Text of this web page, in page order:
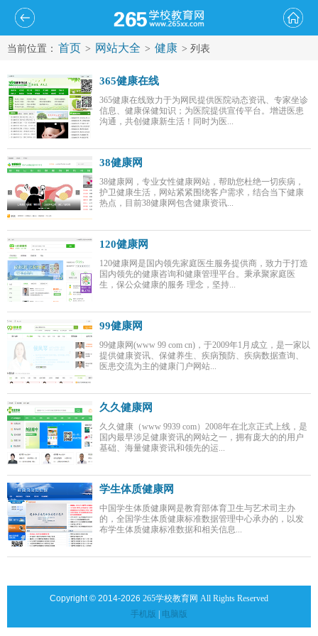
当前位置： 首页 > 网站大全 > 健康 > 列表
365健康在线
365健康在线致力于为网民提供医院动态资讯、专家坐诊
信息、健康保健知识；为医院提供宣传平台。增进医患
沟通，共创健康新生活！同时为医...
38健康网
38健康网，专业女性健康网站，帮助您杜绝一切疾病，
护卫健康生活，网站紧紧围绕客户需求，结合当下健康
热点，目前38健康网包含健康资讯...
120健康网
120健康网是国内领先家庭医生服务提供商，致力于打造
国内领先的健康咨询和健康管理平台。秉承聚家庭医
生，保公众健康的服务 理念，坚持...
99健康网
99健康网(www 99 com cn)，于2009年1月成立，是一家以
提供健康资讯、保健养生、疾病预防、疾病数据查询、
医患交流为主的健康门户网站...
久久健康网
久久健康（www 9939 com）2008年在北京正式上线，是
国内最早涉足健康资讯的网站之一，拥有庞大的的用户
基础、海量健康资讯和领先的运...
学生体质健康网
中国学生体质健康网是教育部体育卫生与艺术司主办
的，全国学生体质健康标准数据管理中心承办的，以发
布学生体质健康标准数据和相关信息...
Copyright © 2014-2026 265学校教育网 All Rights Reserved
手机版
电脑版